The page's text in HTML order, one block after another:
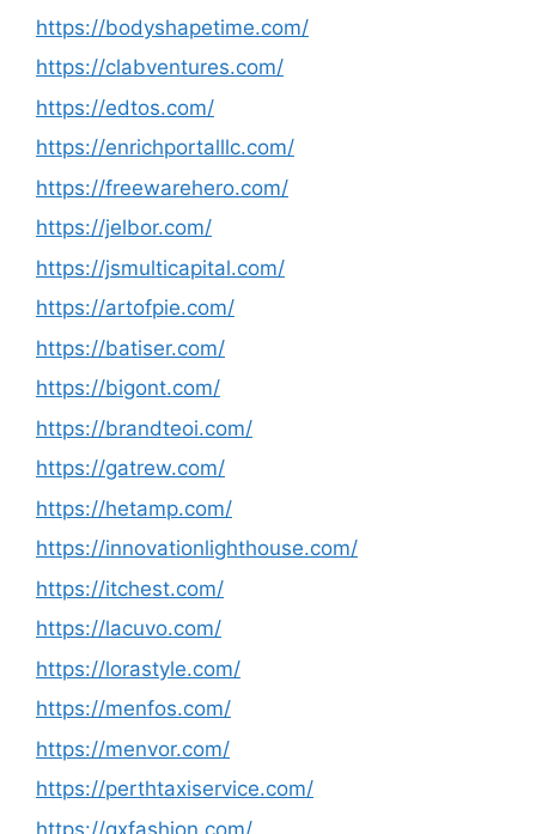
https://bodyshapetime.com/
https://clabventures.com/
https://edtos.com/
https://enrichportalllc.com/
https://freewarehero.com/
https://jelbor.com/
https://jsmulticapital.com/
https://artofpie.com/
https://batiser.com/
https://bigont.com/
https://brandteoi.com/
https://gatrew.com/
https://hetamp.com/
https://innovationlighthouse.com/
https://itchest.com/
https://lacuvo.com/
https://lorastyle.com/
https://menfos.com/
https://menvor.com/
https://perthtaxiservice.com/
https://qxfashion.com/